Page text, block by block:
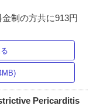
制の方共に913円
Pericarditis